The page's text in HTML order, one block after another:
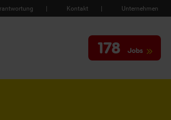
Kontakt Unternehmen
178 Jobs